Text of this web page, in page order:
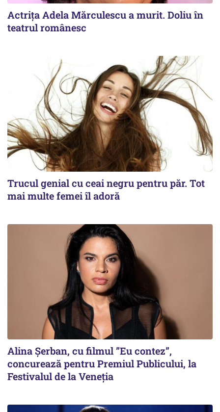
Actrița Adela Mărculescu a murit. Doliu în
teatrul românesc
Trucul genial cu ceai negru pentru păr. Tot
mai multe femei îl adoră
Alina Șerban, cu filmul ”Eu contez”,
concurează pentru Premiul Publicului, la
Festivalul de la Veneția